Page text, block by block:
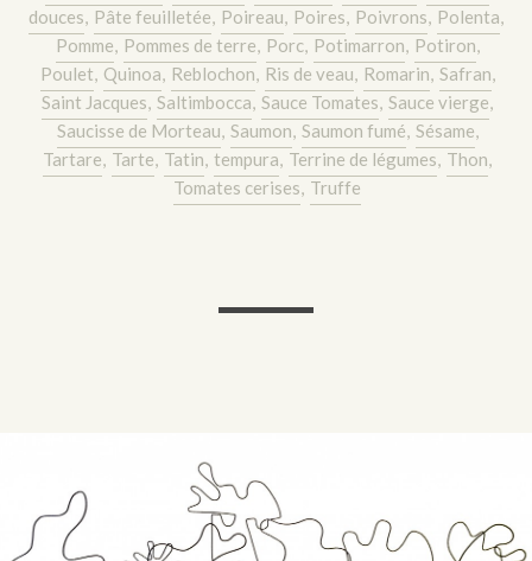
douces, Pâte feuilletée, Poireau, Poires, Poivrons, Polenta,
Pomme, Pommes de terre, Porc, Potimarron, Potiron,
Poulet, Quinoa, Reblochon, Ris de veau, Romarin, Safran,
Saint Jacques, Saltimbocca, Sauce Tomates, Sauce vierge,
Saucisse de Morteau, Saumon, Saumon fumé, Sésame,
Tartare, Tarte, Tatin, tempura, Terrine de légumes, Thon,
Tomates cerises, Truffe